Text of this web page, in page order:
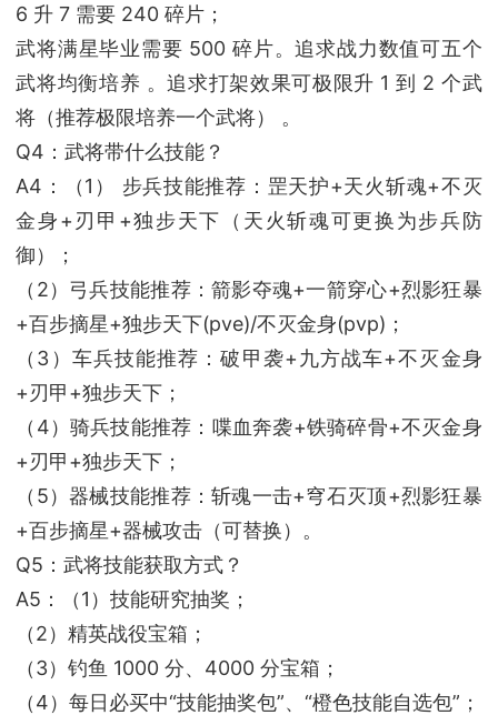
6 升 7 需要 240 碎片；
武将满星毕业需要 500 碎片。追求战力数值可五个
武将均衡培养 。追求打架效果可极限升 1 到 2 个武
将（推荐极限培养一个武将） 。
Q4：武将带什么技能？
A4：（1） 步兵技能推荐：罡天护+天火斩魂+不灭
金身+刃甲+独步天下（天火斩魂可更换为步兵防
御）；
（2）弓兵技能推荐：箭影夺魂+一箭穿心+烈影狂暴
+百步摘星+独步天下(pve)/不灭金身(pvp)；
（3）车兵技能推荐：破甲袭+九方战车+不灭金身
+刃甲+独步天下；
（4）骑兵技能推荐：喋血奔袭+铁骑碎骨+不灭金身
+刃甲+独步天下；
（5）器械技能推荐：斩魂一击+穹石灭顶+烈影狂暴
+百步摘星+器械攻击（可替换）。
Q5：武将技能获取方式？
A5：（1）技能研究抽奖；
（2）精英战役宝箱；
（3）钓鱼 1000 分、4000 分宝箱；
（4）每日必买中“技能抽奖包”、“橙色技能自选包”；